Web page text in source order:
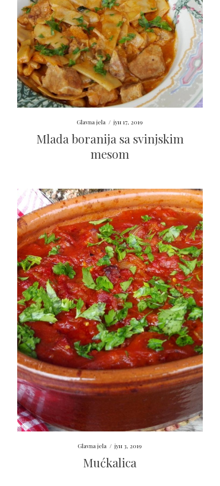
Glavna jela / јун 17, 2019
Mlada boranija sa svinjskim
mesom
Glavna jela / јун 3, 2019
Mućkalica